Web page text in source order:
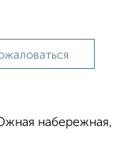
набережная,